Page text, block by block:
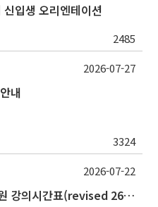
입생 오리엔테이션
2485
내
3324
2026-07-27
2026학년도 2학기 보건대학원 강의시간표(revised 260803)(2026 2nd SEMESTER SNU GSPH TIMETABLE)
2026-07-22